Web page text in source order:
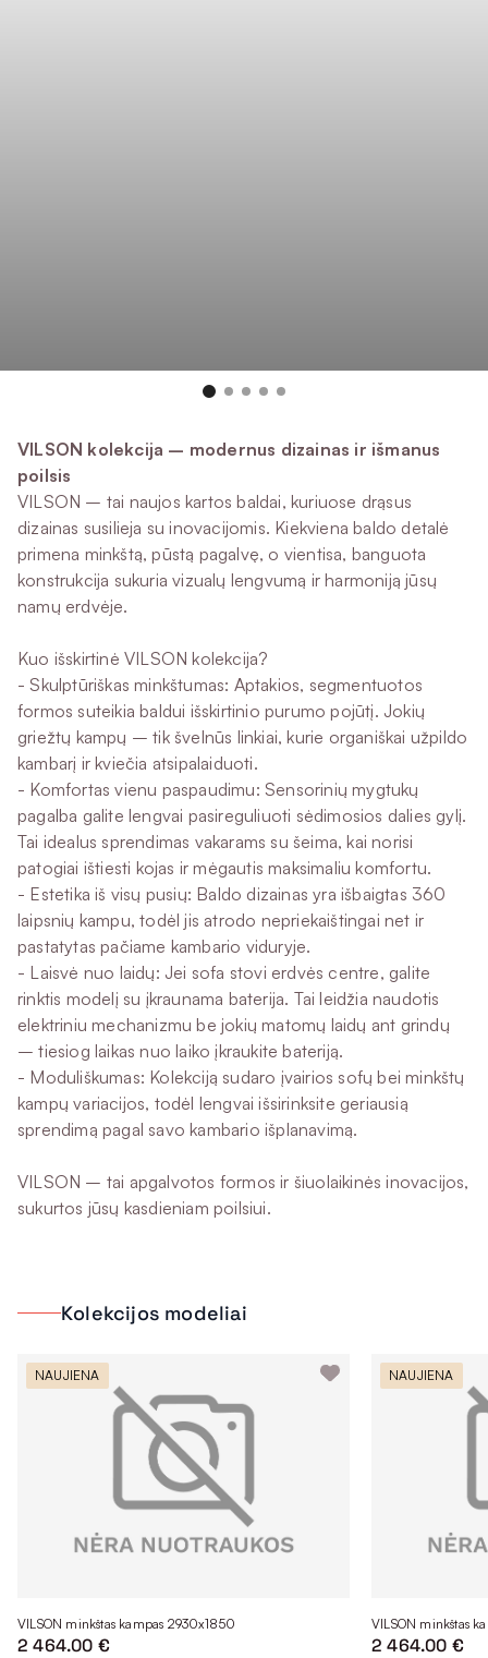
VILSON kolekcija – modernus dizainas ir išmanus
poilsis
VILSON – tai naujos kartos baldai, kuriuose drąsus
dizainas susilieja su inovacijomis. Kiekviena baldo detalė
primena minkštą, pūstą pagalvę, o vientisa, banguota
konstrukcija sukuria vizualų lengvumą ir harmoniją jūsų
namų erdvėje.
Kuo išskirtinė VILSON kolekcija?
- Skulptūriškas minkštumas: Aptakios, segmentuotos
formos suteikia baldui išskirtinio purumo pojūtį. Jokių
griežtų kampų – tik švelnūs linkiai, kurie organiškai užpildo
kambarį ir kviečia atsipalaiduoti.
- Komfortas vienu paspaudimu: Sensorinių mygtukų
pagalba galite lengvai pasireguliuoti sėdimosios dalies gylį.
Tai idealus sprendimas vakarams su šeima, kai norisi
patogiai ištiesti kojas ir mėgautis maksimaliu komfortu.
- Estetika iš visų pusių: Baldo dizainas yra išbaigtas 360
laipsnių kampu, todėl jis atrodo nepriekaištingai net ir
pastatytas pačiame kambario viduryje.
- Laisvė nuo laidų: Jei sofa stovi erdvės centre, galite
rinktis modelį su įkraunama baterija. Tai leidžia naudotis
elektriniu mechanizmu be jokių matomų laidų ant grindų
– tiesiog laikas nuo laiko įkraukite bateriją.
- Moduliškumas: Kolekciją sudaro įvairios sofų bei minkštų
kampų variacijos, todėl lengvai išsirinksite geriausią
sprendimą pagal savo kambario išplanavimą.
VILSON – tai apgalvotos formos ir šiuolaikinės inovacijos,
sukurtos jūsų kasdieniam poilsiui.
Kolekcijos modeliai
NAUJIENA
VILSON minkštas kampas 2930x1850
2 464.00 €
NAUJIENA
VILSON minkštas
2 464.00 €